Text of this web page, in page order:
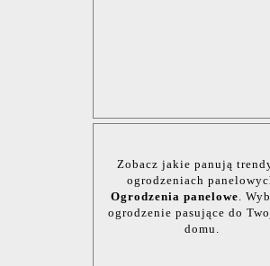
Zobacz jakie panują
ogrodzeniach
Ogrodzenia panelowe.
ogrodzenie pasujące do
domu.